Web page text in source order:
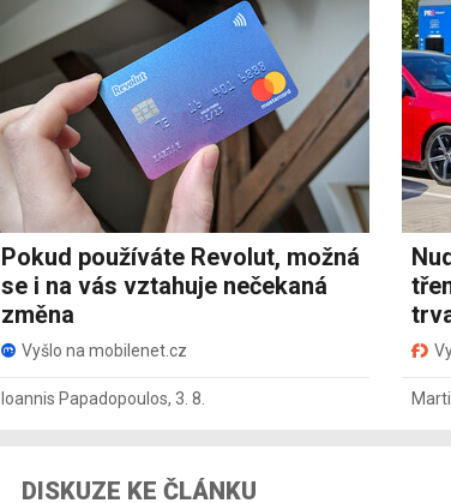
Pokud používáte Revolut, možná
se i na vás vztahuje nečekaná
změna
Vyšlo na mobilenet.cz
Ioannis Papadopoulos, 3. 8.
DISKUZE KE ČLÁNKU